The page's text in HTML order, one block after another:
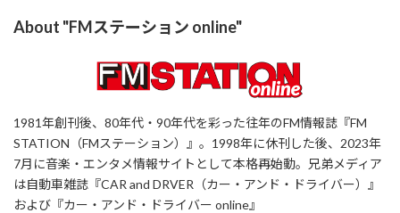
About "FMステーション online"
1981年創刊後、80年代・90年代を彩った往年のFM情報誌『FM
STATION（FMステーション）』。1998年に休刊した後、2023年
7月に音楽・エンタメ情報サイトとして本格再始動。兄弟メディア
は自動車雑誌『CAR and DRVER（カー・アンド・ドライバー）』
および『カー・アンド・ドライバー online』